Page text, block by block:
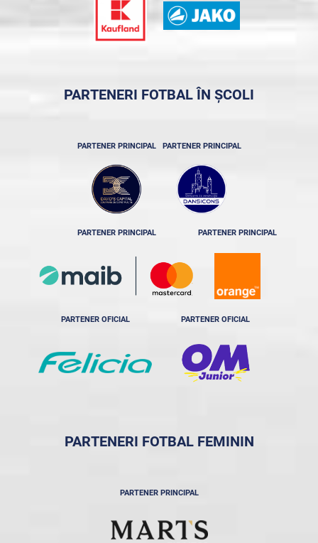
PARTENERI FOTBAL ÎN ȘCOLI
PARTENER PRINCIPAL PARTENER PRINCIPAL
PARTENER PRINCIPAL PARTENER PRINCIPAL
PARTENER OFICIAL PARTENER OFICIAL
PARTENERI FOTBAL FEMININ
PARTENER PRINCIPAL